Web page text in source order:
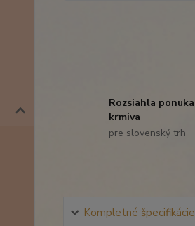
Rozsiahla ponuka
krmiva
pre slovenský trh
Kompletné špecifikácie